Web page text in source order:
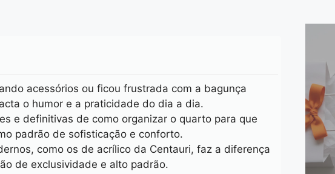
acessórios ou ficou frustrada com a bagunça
o humor e a praticidade do dia a dia.
e definitivas de como organizar o quarto para que
padrão de sofisticação e conforto.
como os de acrílico da Centauri, faz a diferença
de exclusividade e alto padrão.